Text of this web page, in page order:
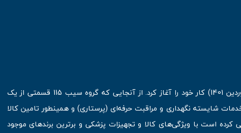
فروشگاه اینترنتی سیب 115 در اولین روزهای شروع قرن جدید ( فروردین 1401) کار خود را آغاز کرد. از آنجایی که گروه سیب 115 قسمتی از یک
شایسته نگهداری و مراقبت حرفه‌ای (پرستاری) و همینطور تامین کالا
است با ویژگی‌های کالا و تجهیزات پزشکی و برترین برندهای موجود